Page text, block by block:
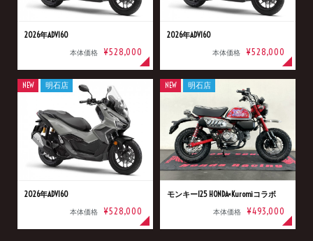
2026年ADV160
本体価格 ¥528,000
2026年ADV160
本体価格 ¥528,000
2026年ADV160
本体価格 ¥528,000
NEW 明石店
モンキー125 HONDA×Kuromiコラボ
本体価格 ¥493,000
NEW 明石店